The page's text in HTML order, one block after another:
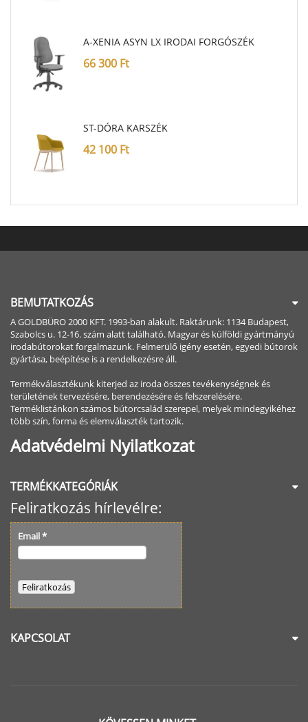
A-XENIA ASYN LX IRODAI FORGÓSZÉK
66 300 Ft
ST-DÓRA KARSZÉK
42 100 Ft
BEMUTATKOZÁS
A GOLDBÜRO 2000 KFT. 1993-ban alakult. Raktárunk: 1134 Budapest,
Szabolcs u. 12-16. szám alatt található. Magyar és külföldi gyártmányú
irodabútorokat forgalmazunk. Felmerülő igény esetén, egyedi bútorok
gyártása, beépítése is a rendelkezésre áll.
Termékválasztékunk kiterjed az iroda összes tevékenységnek és
területének tervezésére, berendezésére és felszerelésére.
Terméklistánkon számos bútorcsalád szerepel, melyek mindegyikéhez
több szín, forma és elemválaszték tartozik.
Adatvédelmi Nyilatkozat
TERMÉKKATEGÓRIÁK
Feliratkozás hírlevélre:
Email*
KAPCSOLAT